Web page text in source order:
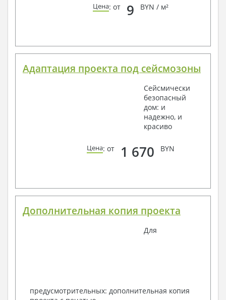
Цена: от 9 BYN / м²
Адаптация проекта под сейсмозоны
Сейсмически
безопасный
дом: и
надежно, и
красиво
Цена: от 1 670 BYN
Дополнительная копия проекта
Для
предусмотрительных: дополнительная копия